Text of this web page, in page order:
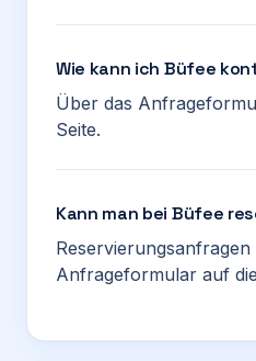
Wie kann ich Büfee
Über das
Seite.
Kann man bei Büfee
Anfrageformular auf